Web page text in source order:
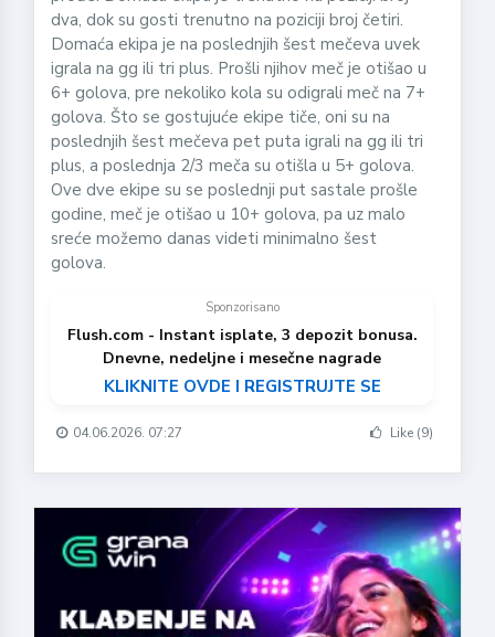
dva, dok su gosti trenutno na poziciji broj četiri.
Domaća ekipa je na poslednjih šest mečeva uvek
igrala na gg ili tri plus. Prošli njihov meč je otišao u
6+ golova, pre nekoliko kola su odigrali meč na 7+
golova. Što se gostujuće ekipe tiče, oni su na
poslednjih šest mečeva pet puta igrali na gg ili tri
plus, a poslednja 2/3 meča su otišla u 5+ golova.
Ove dve ekipe su se poslednji put sastale prošle
godine, meč je otišao u 10+ golova, pa uz malo
sreće možemo danas videti minimalno šest
golova.
Sponzorisano
Flush.com - Instant isplate, 3 depozit bonusa.
Dnevne, nedeljne i mesečne nagrade
KLIKNITE OVDE I REGISTRUJTE SE
04.06.2026. 07:27 Like (9)